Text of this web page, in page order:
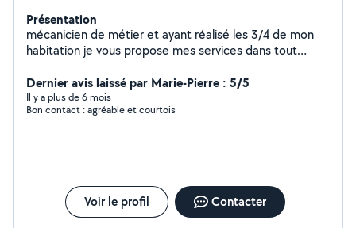
Présentation
mécanicien de métier et ayant réalisé les 3/4 de mon
habitation je vous propose mes services dans tout
menuisier, peintre en bâtiment conseiller et poseur de
panneaux photovoltaique... mais aussi mécanicien,
peintre en carrosserie,nettoyage et désinfection
selon mes capacités. vous pouvez me contacter
directement par Facebook à bernin romain
Dernier avis laissé par Marie-Pierre : 5/5
Il y a plus de 6 mois
Bon contact : agréable et courtois
Voir le profil Contacter